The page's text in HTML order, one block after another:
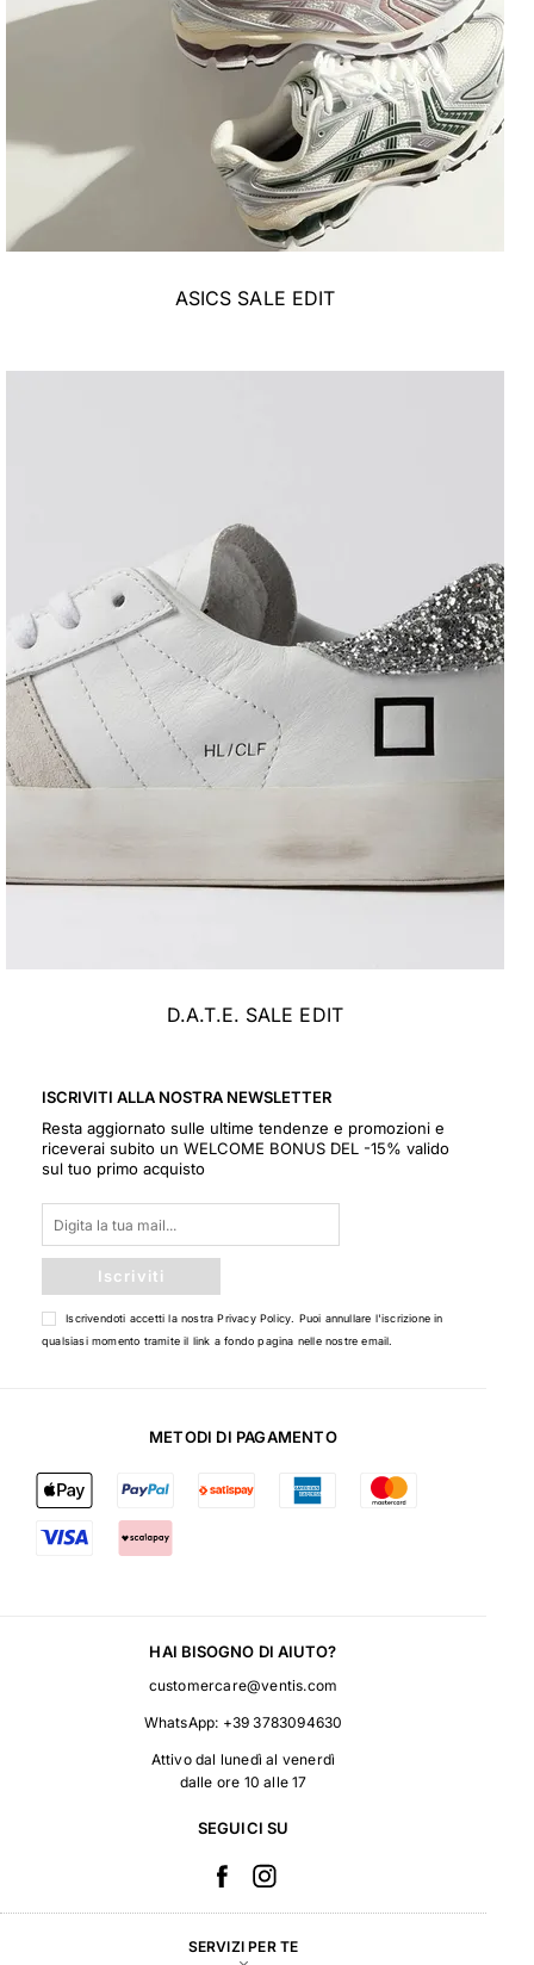
ASICS SALE EDIT
D.A.T.E. SALE EDIT
ISCRIVITI ALLA NOSTRA NEWSLETTER
Resta aggiornato sulle ultime tendenze e promozioni e
riceverai subito un WELCOME BONUS DEL -15% valido
sul tuo primo acquisto
Iscriviti
Iscrivendoti accetti la nostraPrivacy Policy. Puoi annullare l'iscrizione in
qualsiasi momento tramite il link a fondo pagina nelle nostre email.
METODI DI PAGAMENTO
HAI BISOGNO DI AIUTO?
customercare@ventis.com
WhatsApp: +39 3783094630
Attivo dal lunedì al venerdì
dalle ore 10 alle 17
SEGUICI SU
SERVIZI PER TE